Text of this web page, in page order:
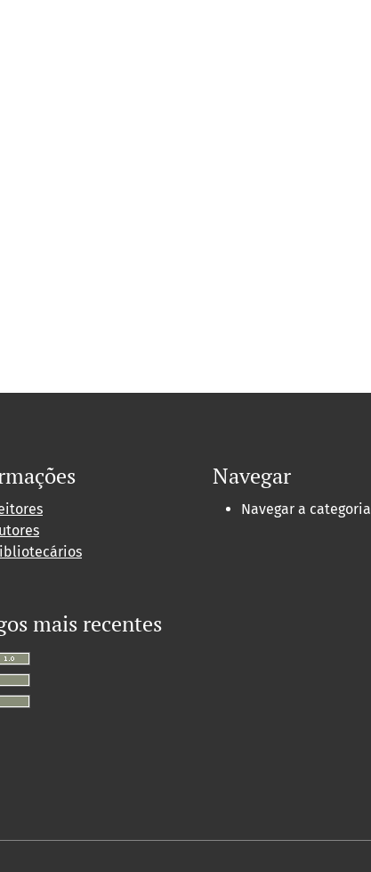
Navegar
Navegar a categoria
mais recentes